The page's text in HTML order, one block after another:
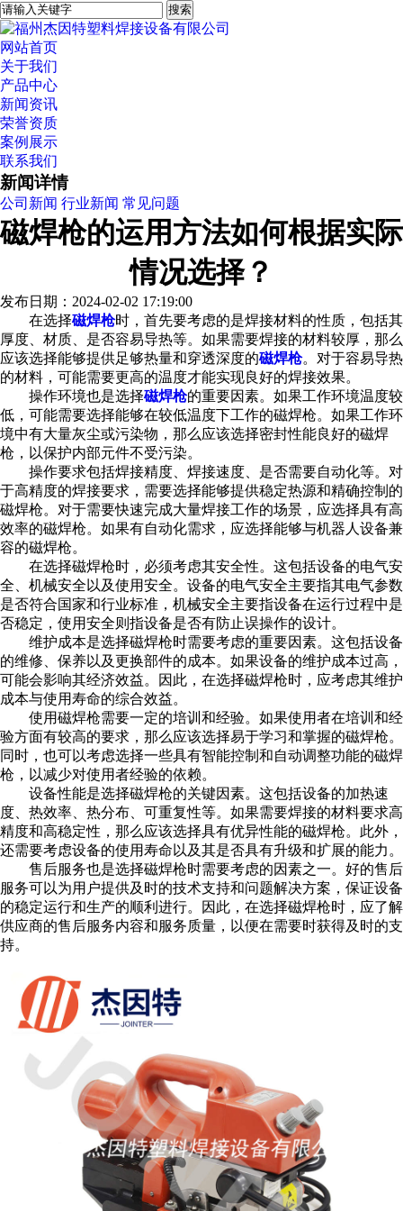
网站首页
关于我们
产品中心
新闻资讯
荣誉资质
案例展示
联系我们
新闻详情
公司新闻 行业新闻 常见问题
磁焊枪的运用方法如何根据实际
情况选择？
发布日期：2024-02-02 17:19:00
在选择磁焊枪时，首先要考虑的是焊接材料的性质，包括其
厚度、材质、是否容易导热等。如果需要焊接的材料较厚，那么
应该选择能够提供足够热量和穿透深度的磁焊枪。对于容易导热
的材料，可能需要更高的温度才能实现良好的焊接效果。
操作环境也是选择磁焊枪的重要因素。如果工作环境温度较
低，可能需要选择能够在较低温度下工作的磁焊枪。如果工作环
境中有大量灰尘或污染物，那么应该选择密封性能良好的磁焊
枪，以保护内部元件不受污染。
操作要求包括焊接精度、焊接速度、是否需要自动化等。对
于高精度的焊接要求，需要选择能够提供稳定热源和精确控制的
磁焊枪。对于需要快速完成大量焊接工作的场景，应选择具有高
效率的磁焊枪。如果有自动化需求，应选择能够与机器人设备兼
容的磁焊枪。
在选择磁焊枪时，必须考虑其安全性。这包括设备的电气安
全、机械安全以及使用安全。设备的电气安全主要指其电气参数
是否符合国家和行业标准，机械安全主要指设备在运行过程中是
否稳定，使用安全则指设备是否有防止误操作的设计。
维护成本是选择磁焊枪时需要考虑的重要因素。这包括设备
的维修、保养以及更换部件的成本。如果设备的维护成本过高，
可能会影响其经济效益。因此，在选择磁焊枪时，应考虑其维护
成本与使用寿命的综合效益。
使用磁焊枪需要一定的培训和经验。如果使用者在培训和经
验方面有较高的要求，那么应该选择易于学习和掌握的磁焊枪。
同时，也可以考虑选择一些具有智能控制和自动调整功能的磁焊
枪，以减少对使用者经验的依赖。
设备性能是选择磁焊枪的关键因素。这包括设备的加热速
度、热效率、热分布、可重复性等。如果需要焊接的材料要求高
精度和高稳定性，那么应该选择具有优异性能的磁焊枪。此外，
还需要考虑设备的使用寿命以及其是否具有升级和扩展的能力。
售后服务也是选择磁焊枪时需要考虑的因素之一。好的售后
服务可以为用户提供及时的技术支持和问题解决方案，保证设备
的稳定运行和生产的顺利进行。因此，在选择磁焊枪时，应了解
供应商的售后服务内容和服务质量，以便在需要时获得及时的支
持。